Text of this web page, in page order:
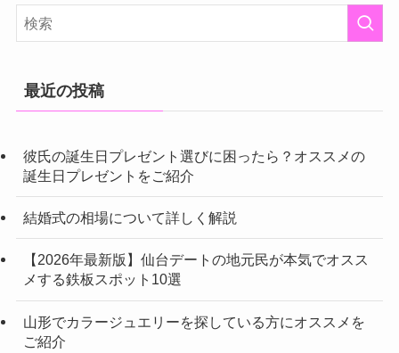
最近の投稿
彼氏の誕生日プレゼント選びに困ったら？オススメの
誕生日プレゼントをご紹介
結婚式の相場について詳しく解説
【2026年最新版】仙台デートの地元民が本気でオスス
メする鉄板スポット10選
山形でカラージュエリーを探している方にオススメを
ご紹介